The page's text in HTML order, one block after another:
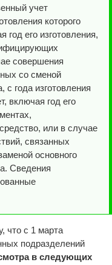
учет
которого
его изготовления,
совершения
со сменой
с года изготовления
включая год его
или в случае
связанных
основного
Сведения
что с 1 марта
подразделений
в следующих